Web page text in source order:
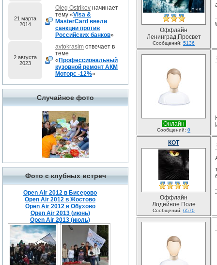
21 марта
2014
Oleg Ostrikov начинает
тему «Visa &
MasterCard ввели
санкции против
Российских банков»
2 августа
2023
avtokrasim отвечает в
теме
« Профессиональный
кузовной ремонт АКМ
Моторс -12%»
Случайное фото
Фото с клубных встреч
Open Air 2012 в Бисерово
Open Air 2012 в Жостово
Open Air 2012 в Обухово
Open Air 2013 (июнь)
Open Air 2013 (июль)
Оффлайн
Ленинград,Просвет
Сообщений: 5136
Онлайн
Сообщений: 0
КОТ
Оффлайн
Лодейное Поле
Сообщений: 6570